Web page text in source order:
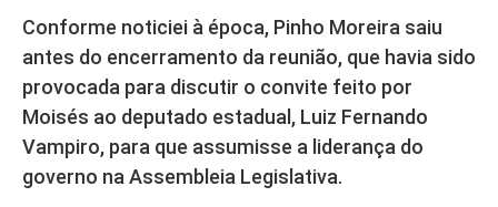
Conforme noticiei à época, Pinho Moreira saiu
antes do encerramento da reunião, que havia sido
provocada para discutir o convite feito por
Moisés ao deputado estadual, Luiz Fernando
Vampiro, para que assumisse a liderança do
governo na Assembleia Legislativa.